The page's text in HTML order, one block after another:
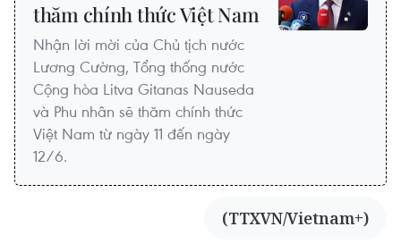
thăm chính thức Việt Nam
Nhận lời mời của Chủ tịch nước
Lương Cường, Tổng thống nước
Cộng hòa Litva Gitanas Nauseda
và Phu nhân sẽ thăm chính thức
Việt Nam từ ngày 11 đến ngày
12/6.
(TTXVN/Vietnam+)